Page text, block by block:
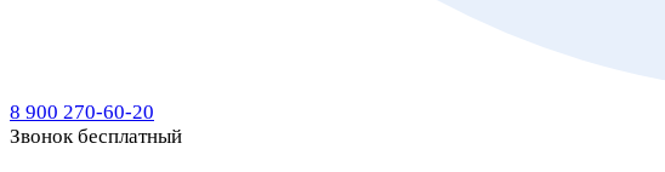
8 900 270-60-20
Звонок бесплатный